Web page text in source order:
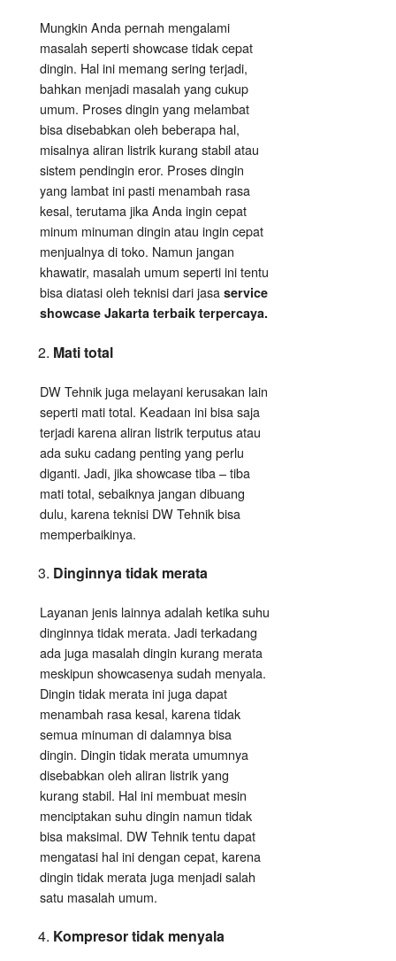
Mungkin Anda pernah mengalami
masalah seperti showcase tidak cepat
dingin. Hal ini memang sering terjadi,
bahkan menjadi masalah yang cukup
umum. Proses dingin yang melambat
bisa disebabkan oleh beberapa hal,
misalnya aliran listrik kurang stabil atau
sistem pendingin eror. Proses dingin
yang lambat ini pasti menambah rasa
kesal, terutama jika Anda ingin cepat
minum minuman dingin atau ingin cepat
menjualnya di toko. Namun jangan
khawatir, masalah umum seperti ini tentu
bisa diatasi oleh teknisi dari jasa service
showcase Jakarta terbaik terpercaya.
Mati total
DW Tehnik juga melayani kerusakan lain
seperti mati total. Keadaan ini bisa saja
terjadi karena aliran listrik terputus atau
ada suku cadang penting yang perlu
diganti. Jadi, jika showcase tiba – tiba
mati total, sebaiknya jangan dibuang
dulu, karena teknisi DW Tehnik bisa
memperbaikinya.
Dinginnya tidak merata
Layanan jenis lainnya adalah ketika suhu
dinginnya tidak merata. Jadi terkadang
ada juga masalah dingin kurang merata
meskipun showcasenya sudah menyala.
Dingin tidak merata ini juga dapat
menambah rasa kesal, karena tidak
semua minuman di dalamnya bisa
dingin. Dingin tidak merata umumnya
disebabkan oleh aliran listrik yang
kurang stabil. Hal ini membuat mesin
menciptakan suhu dingin namun tidak
bisa maksimal. DW Tehnik tentu dapat
mengatasi hal ini dengan cepat, karena
dingin tidak merata juga menjadi salah
satu masalah umum.
Kompresor tidak menyala